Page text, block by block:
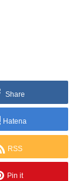
Share
Hatena
RSS
Pin it